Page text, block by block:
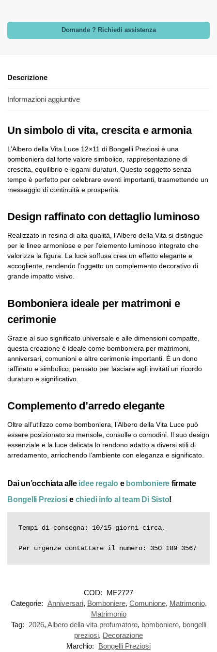
Domande ? Richiedi assistenza
Descrizione
Informazioni aggiuntive
Un simbolo di vita, crescita e armonia
L’Albero della Vita Luce 12×11 di Bongelli Preziosi è una
bomboniera dal forte valore simbolico, rappresentazione di
crescita, equilibrio e legami duraturi. Questo soggetto senza
tempo è perfetto per celebrare eventi importanti, trasmettendo un
messaggio di continuità e prosperità.
Design raffinato con dettaglio luminoso
Realizzato in resina di alta qualità, l’Albero della Vita si distingue
per le linee armoniose e per l’elemento luminoso integrato che
valorizza la figura. La luce soffusa crea un effetto elegante e
accogliente, rendendo l’oggetto un complemento decorativo di
grande impatto visivo.
Bomboniera ideale per matrimoni e
cerimonie
Grazie al suo significato universale e alle dimensioni compatte,
questa creazione è ideale come bomboniera per matrimoni,
anniversari, comunioni e altre cerimonie importanti. È un dono
raffinato e simbolico, pensato per lasciare agli invitati un ricordo
duraturo e significativo.
Complemento d’arredo elegante
Oltre all’utilizzo come bomboniera, l’Albero della Vita Luce può
essere posizionato su mensole, consolle o comodini. Il suo design
essenziale e la luce delicata lo rendono adatto a diversi stili di
arredamento, arricchendo l’ambiente con eleganza e significato.
Dai un’occhiata alle idee regaloe bomboniere firmate
Bongelli Preziosi e chiedi info al team Di Sisto!
Tempi di consegna: 10/15 giorni circa.
Per urgenze contattare il numero: 350 189 3567
COD:
ME2727
Categorie: Anniversari, Bomboniere, Comunione, Matrimonio,
Matrimonio
Tag:
2026, Albero della vita profumatore, bomboniere, bongelli
preziosi, Decorazione
Marchio:
Bongelli Preziosi